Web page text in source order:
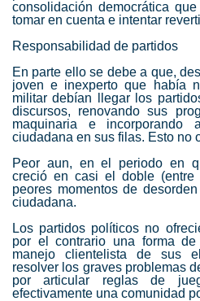
consolidación democrática
tomar en cuenta e intentar
Responsabilidad de partidos
En parte ello se debe a que,
joven e inexperto que había
militar debían llegar los
discursos, renovando sus
maquinaria e incorporando
ciudadana en sus filas. Esto no
Peor aun, en el periodo en
creció en casi el doble
peores momentos de
ciudadana.
Los partidos políticos no
por el contrario una forma
manejo clientelista de sus
resolver los graves problemas
por articular reglas de
efectivamente una comunidad